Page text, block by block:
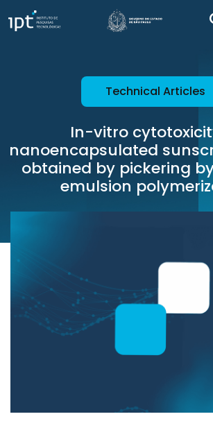
Technical Articles
In-vitro
nanoencapsulated
obtained by pickering
emulsion